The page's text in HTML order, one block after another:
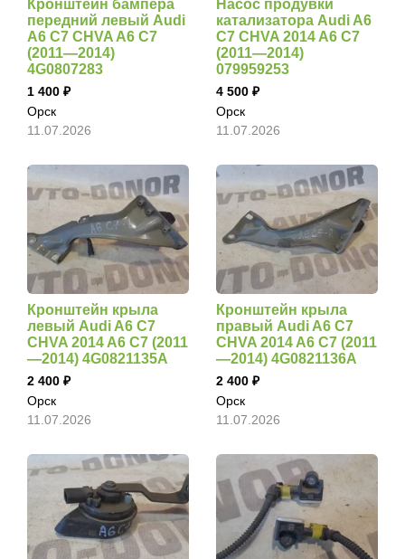
Кронштейн бампера
передний левый Audi
A6 C7 CHVA A6 C7
(2011—2014)
4G0807283
1 400
Орск
11.07.2026
Насос продувки
катализатора Audi A6
C7 CHVA 2014 A6 C7
(2011—2014)
079959253
4 500
Орск
11.07.2026
Кронштейн крыла
левый Audi A6 C7
CHVA 2014 A6 C7 (2011
—2014) 4G0821135A
2 400
Орск
11.07.2026
Кронштейн крыла
правый Audi A6 C7
CHVA 2014 A6 C7 (2011
—2014) 4G0821136A
2 400
Орск
11.07.2026